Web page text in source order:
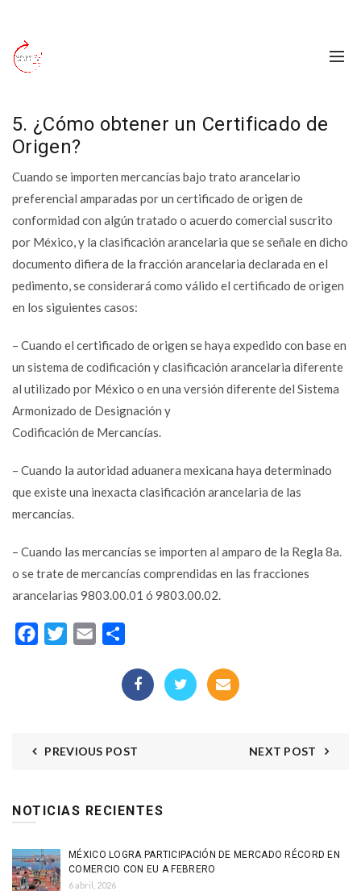
5. ¿Cómo obtener un Certificado de
Origen?
Cuando se importen mercancías bajo trato arancelario
preferencial amparadas por un certificado de origen de
conformidad con algún tratado o acuerdo comercial suscrito
por México, y la clasificación arancelaria que se señale en dicho
documento difiera de la fracción arancelaria declarada en el
pedimento, se considerará como válido el certificado de origen
en los siguientes casos:
– Cuando el certificado de origen se haya expedido con base en
un sistema de codificación y clasificación arancelaria diferente
al utilizado por México o en una versión diferente del Sistema
Armonizado de Designación y
Codificación de Mercancías.
– Cuando la autoridad aduanera mexicana haya determinado
que existe una inexacta clasificación arancelaria de las
mercancías.
– Cuando las mercancías se importen al amparo de la Regla 8a.
o se trate de mercancías comprendidas en las fracciones
arancelarias 9803.00.01 ó 9803.00.02.
FacebookTwitterEmail
PREVIOUS POST NEXT POST
NOTICIAS RECIENTES
MÉXICO LOGRA PARTICIPACIÓN DE MERCADO RÉCORD EN
COMERCIO CON EU A FEBRERO
6 abril, 2026